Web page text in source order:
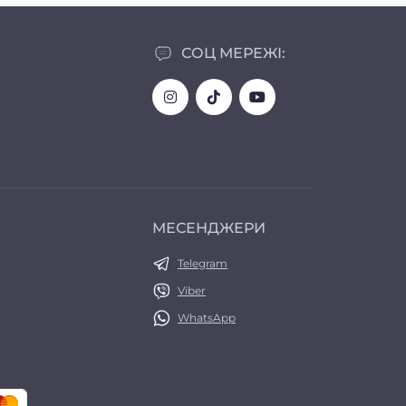
СОЦ МЕРЕЖІ:
МЕСЕНДЖЕРИ
Telegram
Viber
WhatsApp